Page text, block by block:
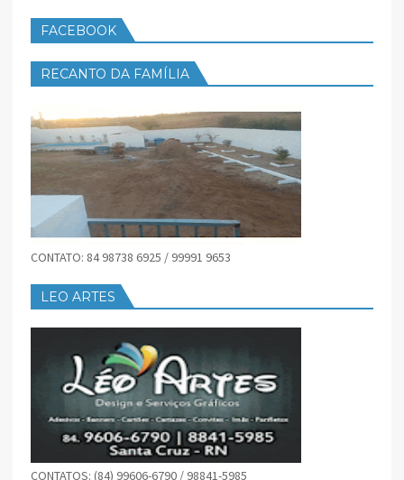
FACEBOOK
RECANTO DA FAMÍLIA
CONTATO: 84 98738 6925 / 99991 9653
LEO ARTES
CONTATOS: (84) 99606-6790 / 98841-5985